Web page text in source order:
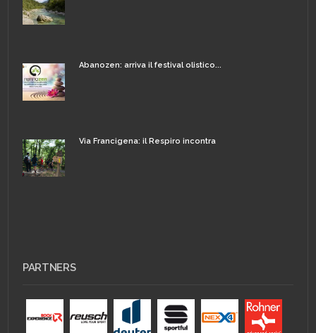
Abanozen: arriva il festival olistico...
Via Francigena: il Respiro incontra
PARTNERS